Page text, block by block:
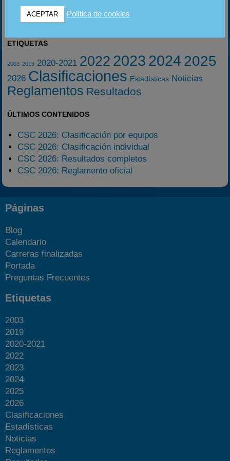
ETIQUETAS
2003 2019 2020-2021 2022 2023 20242025
2026 Clasificaciones Estadísticas Noticias
Reglamentos Resultados
ÚLTIMOS CONTENIDOS
CSC 2026: Clasificación por equipos
CSC 2026: Clasificación individual
CSC 2026: Resultados completos
CSC 2026: Reglamento oficial
Páginas
Blog
Calendario
Carreras finalizadas
Portada
Preguntas Frecuentes
Etiquetas
2003
2019
2020-2021
2022
2023
2024
2025
2026
Clasificaciones
Estadísticas
Noticias
Reglamentos
ACEPTAR Política de cookies